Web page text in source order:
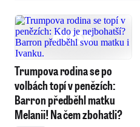
Trumpova rodina se po
volbách topí v penězích:
Barron předběhl matku
Melanii! Na čem zbohatli?